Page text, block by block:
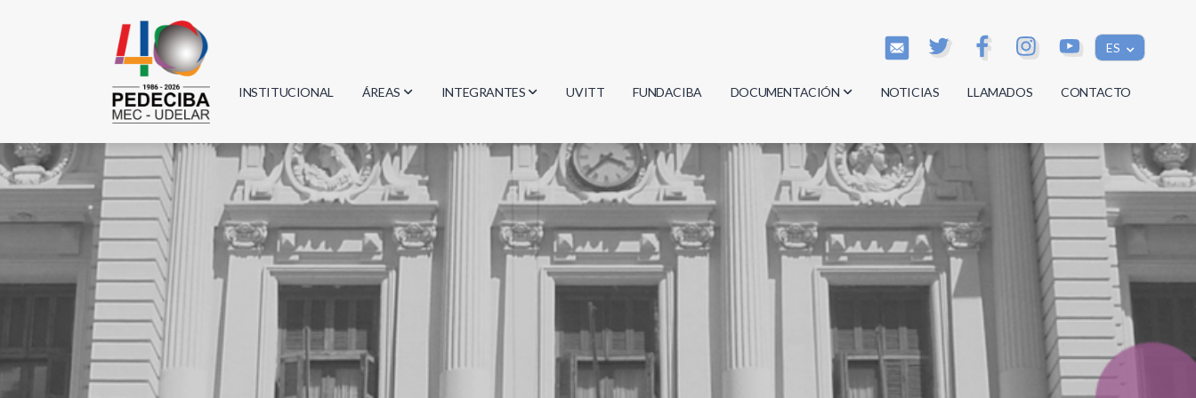
ES
INSTITUCIONAL ÁREAS
Biología
Física
Geociencias
Informática
Matemática
INTEGRANTES
Investigadores
Estudiantes
Egresados
UVITT FUNDACIBA DOCUMENTACIÓN
Actas
Reglamentos
Documentos
NOTICIAS LLAMADOS CONTACTO